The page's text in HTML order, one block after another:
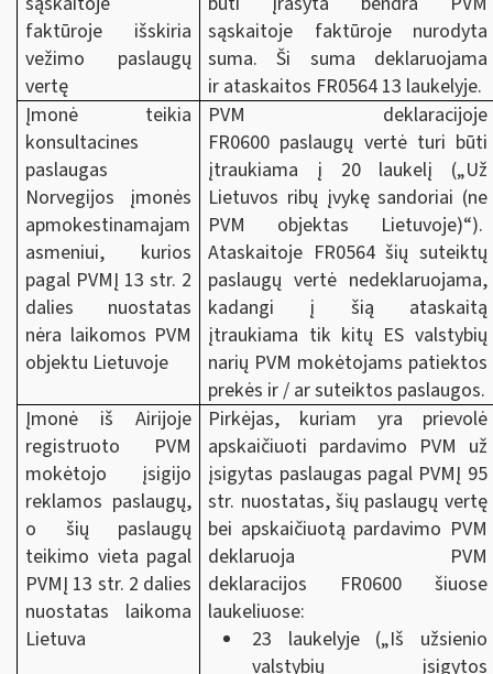
faktūroje išskiria
vežimo paslaugų
vertę
sąskaitoje faktūroje nurodyta
suma. Ši suma deklaruojama
ir ataskaitos FR0564 13 laukelyje.
Įmonė teikia
konsultacines
paslaugas
Norvegijos įmonės
apmokestinamajam
asmeniui, kurios
pagal PVMĮ 13 str. 2
dalies nuostatas
nėra laikomos PVM
objektu Lietuvoje
PVM deklaracijoje
FR0600 paslaugų vertė turi būti
įtraukiama į 20 laukelį („Už
Lietuvos ribų įvykę sandoriai (ne
PVM objektas Lietuvoje)“).
Ataskaitoje FR0564 šių suteiktų
paslaugų vertė nedeklaruojama,
kadangi į šią ataskaitą
įtraukiama tik kitų ES valstybių
narių PVM mokėtojams patiektos
prekės ir / ar suteiktos paslaugos.
Įmonė iš Airijoje
registruoto PVM
mokėtojo įsigijo
reklamos paslaugų,
o šių paslaugų
teikimo vieta pagal
PVMĮ 13 str. 2 dalies
nuostatas laikoma
Lietuva
Pirkėjas, kuriam yra prievolė
apskaičiuoti pardavimo PVM už
įsigytas paslaugas pagal PVMĮ 95
str. nuostatas, šių paslaugų vertę
bei apskaičiuotą pardavimo PVM
deklaruoja PVM
deklaracijos FR0600 šiuose
laukeliuose:
23 laukelyje („Iš užsienio
valstybių įsigytos